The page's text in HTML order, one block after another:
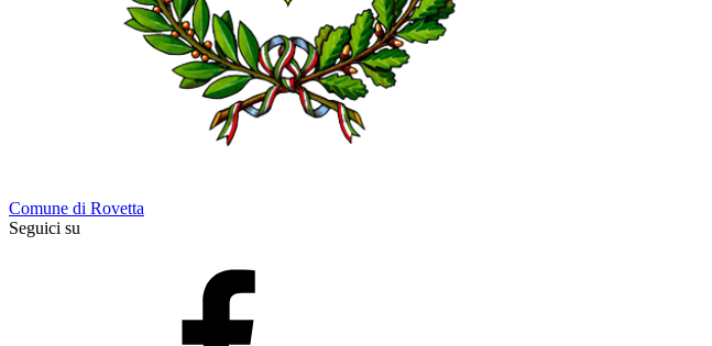
Comune di Rovetta
Seguici su